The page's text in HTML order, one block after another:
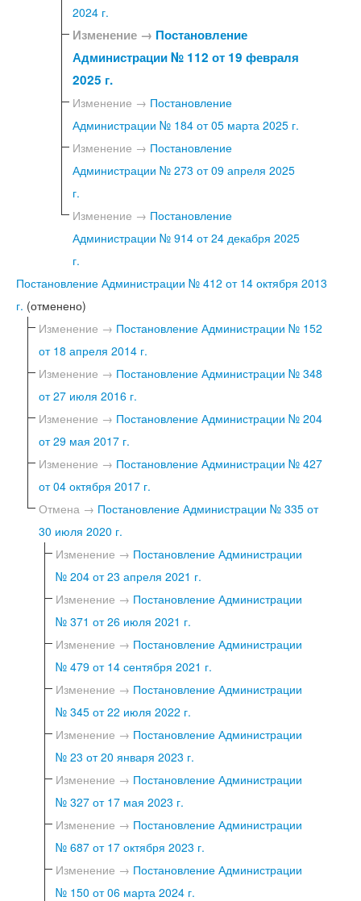
2024 г.
Изменение → Постановление
Администрации № 112 от 19 февраля
2025 г.
Изменение → Постановление
Администрации № 184 от 05 марта 2025 г.
Изменение → Постановление
Администрации № 273 от 09 апреля 2025
г.
Изменение → Постановление
Администрации № 914 от 24 декабря 2025
г.
Постановление Администрации № 412 от 14 октября 2013
г. (отменено)
Изменение → Постановление Администрации № 152
от 18 апреля 2014 г.
Изменение → Постановление Администрации № 348
от 27 июля 2016 г.
Изменение → Постановление Администрации № 204
от 29 мая 2017 г.
Изменение → Постановление Администрации № 427
от 04 октября 2017 г.
Отмена → Постановление Администрации № 335 от
30 июля 2020 г.
Изменение → Постановление Администрации
№ 204 от 23 апреля 2021 г.
Изменение → Постановление Администрации
№ 371 от 26 июля 2021 г.
Изменение → Постановление Администрации
№ 479 от 14 сентября 2021 г.
Изменение → Постановление Администрации
№ 345 от 22 июля 2022 г.
Изменение → Постановление Администрации
№ 23 от 20 января 2023 г.
Изменение → Постановление Администрации
№ 327 от 17 мая 2023 г.
Изменение → Постановление Администрации
№ 687 от 17 октября 2023 г.
Изменение → Постановление Администрации
№ 150 от 06 марта 2024 г.